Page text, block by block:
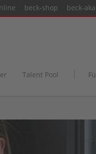
beck-shop beck-
Talent Pool